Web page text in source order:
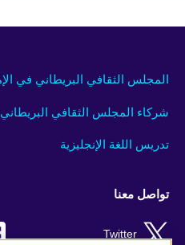
المجلس الثقافي البريطاني في
شركاء المجلس الثقافي البريطاني
تدريس اللغة الإنجليزية
تواصل معنا
Twitter